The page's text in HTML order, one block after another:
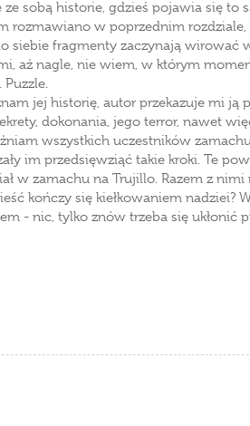
sobą historie, gdzieś pojawia się to
rozmawiano w poprzednim
siebie fragmenty zaczynają wirować
aż nagle, nie wiem, w którym
jej historię, autor przekazuje mi ją
dokonania, jego terror, nawet
wszystkich uczestników
im przedsięwziąć takie kroki. Te
w zamachu na Trujillo. Razem z
kończy się kiełkowaniem nadziei?
- nic, tylko znów trzeba się ukłonić